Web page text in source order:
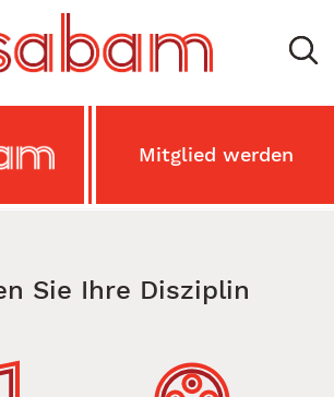
Mitglied werden
Sie Ihre Disziplin